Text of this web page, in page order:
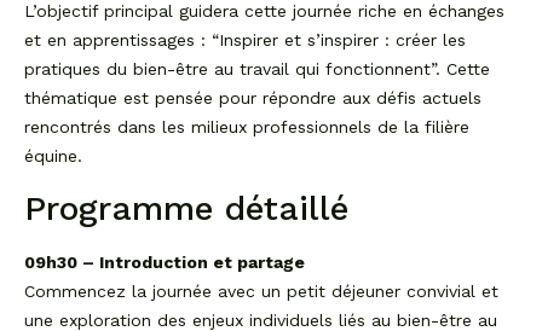
L’objectif principal guidera cette journée riche en échanges
et en apprentissages : “Inspirer et s’inspirer : créer les
pratiques du bien-être au travail qui fonctionnent”. Cette
thématique est pensée pour répondre aux défis actuels
rencontrés dans les milieux professionnels de la filière
équine.
Programme détaillé
09h30 – Introduction et partage
Commencez la journée avec un petit déjeuner convivial et
une exploration des enjeux individuels liés au bien-être au